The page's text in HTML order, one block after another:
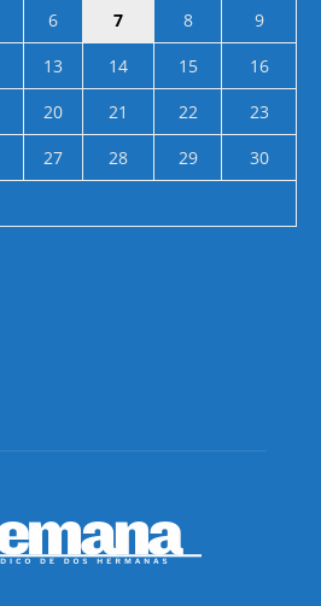
6 7 8
9
13 14 15
16
20 21 22
23
27 28 29
30